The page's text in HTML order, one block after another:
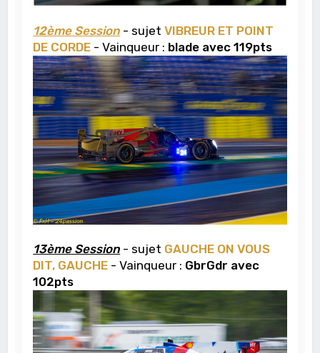
12ème Session - sujetVIBREUR ET POINT
DE CORDE - Vainqueur : blade avec 119pts
13ème Session - sujet GAUCHE ON VOUS
DIT, GAUCHE - Vainqueur : GbrGdr avec
102pts